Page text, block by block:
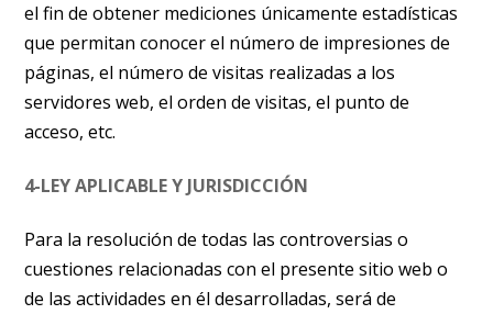
el fin de obtener mediciones únicamente estadísticas
que permitan conocer el número de impresiones de
páginas, el número de visitas realizadas a los
servidores web, el orden de visitas, el punto de
acceso, etc.
4-LEY APLICABLE Y JURISDICCIÓN
Para la resolución de todas las controversias o
cuestiones relacionadas con el presente sitio web o
de las actividades en él desarrolladas, será de